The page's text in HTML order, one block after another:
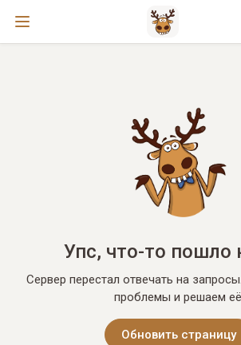
Упс, что-то пошло
Сервер перестал отвечать на
проблемы и решаем
Обновить страницу